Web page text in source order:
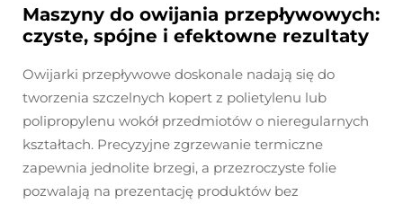
Maszyny do owijania przepływowych:
czyste, spójne i efektowne rezultaty
Owijarki przepływowe doskonale nadają się do
tworzenia szczelnych kopert z polietylenu lub
polipropylenu wokół przedmiotów o nieregularnych
kształtach. Precyzyjne zgrzewanie termiczne
zapewnia jednolite brzegi, a przezroczyste folie
pozwalają na prezentację produktów bez